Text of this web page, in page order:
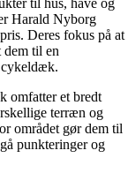
til hus, have og
Harald Nyborg
Deres fokus på at
dem til en
cykeldæk.
omfatter et bredt
terræn og
området gør dem til
punkteringer og